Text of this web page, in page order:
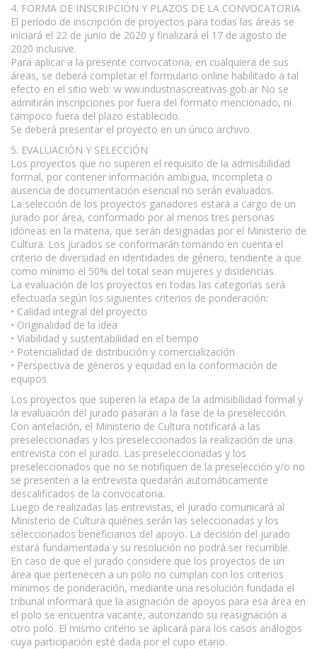
4. FORMA DE INSCRIPCIÓN Y PLAZOS DE LA CONVOCATORIA
El período de inscripción de proyectos para todas las áreas se
iniciará el 22 de junio de 2020 y finalizará el 17 de agosto de
2020 inclusive.
Para aplicar a la presente convocatoria, en cualquiera de sus
áreas, se deberá completar el formulario online habilitado a tal
efecto en el sitio web: w ww.industriascreativas.gob.ar No se
admitirán inscripciones por fuera del formato mencionado, ni
tampoco fuera del plazo establecido.
Se deberá presentar el proyecto en un único archivo.
5. EVALUACIÓN Y SELECCIÓN
Los proyectos que no superen el requisito de la admisibilidad
formal, por contener información ambigua, incompleta o
ausencia de documentación esencial no serán evaluados.
La selección de los proyectos ganadores estará a cargo de un
jurado por área, conformado por al menos tres personas
idóneas en la materia, que serán designadas por el Ministerio de
Cultura. Los jurados se conformarán tomando en cuenta el
criterio de diversidad en identidades de género, tendiente a que
como mínimo el 50% del total sean mujeres y disidencias.
La evaluación de los proyectos en todas las categorías será
efectuada según los siguientes criterios de ponderación:
• Calidad integral del proyecto
• Originalidad de la idea
• Viabilidad y sustentabilidad en el tiempo
• Potencialidad de distribución y comercialización
• Perspectiva de géneros y equidad en la conformación de
equipos
Los proyectos que superen la etapa de la admisibilidad formal y
la evaluación del jurado pasarán a la fase de la preselección.
Con antelación, el Ministerio de Cultura notificará a las
preseleccionadas y los preseleccionados la realización de una
entrevista con el jurado. Las preseleccionadas y los
preseleccionados que no se notifiquen de la preselección y/o no
se presenten a la entrevista quedarán automáticamente
descalificados de la convocatoria.
Luego de realizadas las entrevistas, el jurado comunicará al
Ministerio de Cultura quiénes serán las seleccionadas y los
seleccionados beneficiarios del apoyo. La decisión del jurado
estará fundamentada y su resolución no podrá ser recurrible.
En caso de que el jurado considere que los proyectos de un
área que pertenecen a un polo no cumplan con los criterios
mínimos de ponderación, mediante una resolución fundada el
tribunal informará que la asignación de apoyos para esa área en
el polo se encuentra vacante, autorizando su reasignación a
otro polo. El mismo criterio se aplicará para los casos análogos
cuya participación esté dada por el cupo etario.